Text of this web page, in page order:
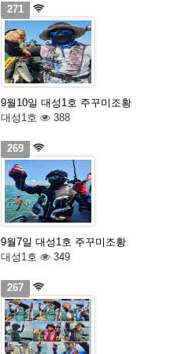
271
9월10일 대성1호 주꾸미조황
대성1호
388
269
9월7일 대성1호 주꾸미조황
대성1호
349
267